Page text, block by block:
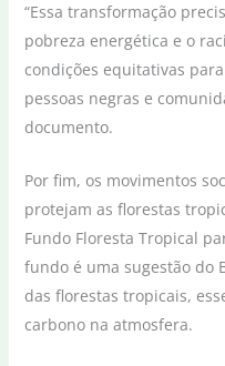
“Essa transformação
pobreza energética e o
condições equitativas
pessoas negras e
documento.
Por fim, os movimentos
protejam as florestas
Fundo Floresta Tropical
fundo é uma sugestão do
das florestas tropicais,
carbono na atmosfera.